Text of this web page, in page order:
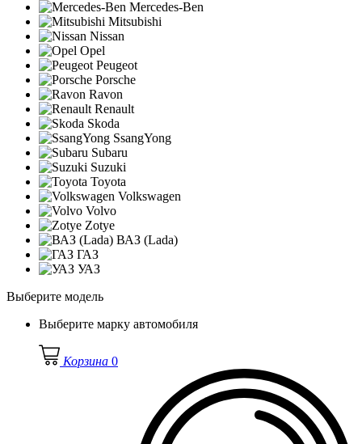
Mercedes-Ben
Mitsubishi
Nissan
Opel
Peugeot
Porsche
Ravon
Renault
Skoda
SsangYong
Subaru
Suzuki
Toyota
Volkswagen
Volvo
Zotye
ВАЗ (Lada)
ГАЗ
УАЗ
Выберите модель
Выберите марку автомобиля
Корзина 0